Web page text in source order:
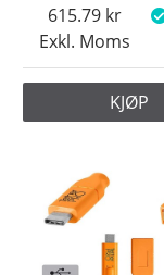
Exkl. Moms
615.79
KJØP